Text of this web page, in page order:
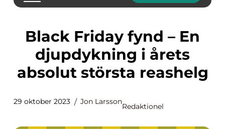
Black Friday fynd – En
djupdykning i årets
absolut största reashelg
29 oktober 2023 Jon Larsson
Redaktionel